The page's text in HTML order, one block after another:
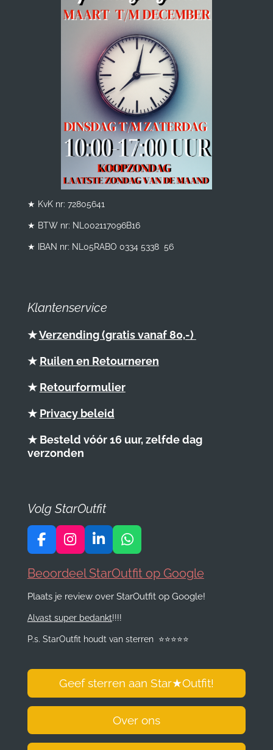
★ KvK nr: 72805641
★ BTW nr: NL002117096B16
★ IBAN nr: NL05RABO 0334 5338 56
Klantenservice
★Verzending (gratis vanaf 80,-)
★ Ruilen en Retourneren
★ Retourformulier
★ Privacy beleid
★ Besteld vóór 16 uur, zelfde dag
verzonden
Volg StarOutfit
F
c
b
o
k
I
s
a
r
a
L
n
e
I
n
W
a
s
p
Beoordeel StarOutfit op Google
Plaats je review over StarOutfit op Google!
Alvast super bedankt!!!!
P.s. StarOutfit houdt van sterren ⭐️⭐️⭐️⭐️⭐️
Geef sterren aan Star★Outfit!
Over ons